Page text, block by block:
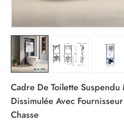
Cadre De Toilette
Dissimulée Avec
Chasse